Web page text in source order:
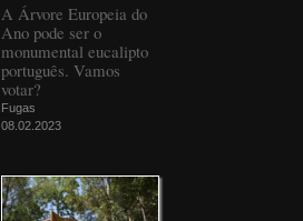
A Árvore Europeia do
Ano pode ser o
monumental eucalipto
português. Vamos
votar?
Fugas
08.02.2023